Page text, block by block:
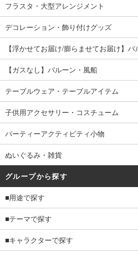
フラスタ・大型アレンジメント
デコレーション・飾り付けグッズ
【浮かせてお届け/膨らませてお届け】
【ガスなし】バルーン・風船
テーブルウェア・テーブルアイテム
子供用アクセサリー・コスチューム
パーティーアクティビティ小物
ぬいぐるみ・雑貨
グループから探す
■用途で探す
■テーマで探す
■キャラクターで探す